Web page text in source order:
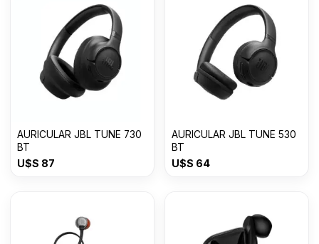
AURICULAR JBL TUNE 730
BT
U$S 87
AURICULAR JBL TUNE 530
BT
U$S 64